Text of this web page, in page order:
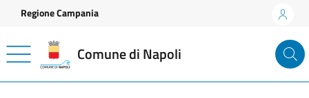
Vai ai contenuti
Vai al footer
Regione Campania
Comune di Napoli